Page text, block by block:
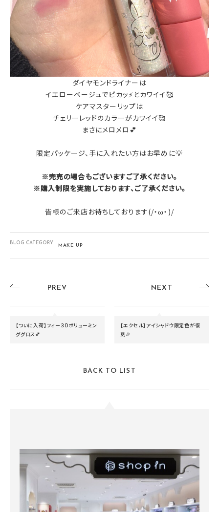
ダイヤモンドライナーは
イエローベージュでピカッ⚡とカワイイ🥰
ケアマスターリップは
チェリーレッドのカラーがカワイイ🥰
まさにメロメロ💕
限定パッケージ、手に入れたい方はお早めに💡
※完売の場合もございますご了承ください。
※購入制限を実施しております、ご了承ください。
皆様のご来店お待ちしております(/・ω・)/
BLOG CATEGORY
:
MAKE UP
PREV
【ついに入荷】フィー３Dボリューミン
ググロス💕
NEXT
【エクセル】アイシャドウ限定色が復
刻🎉
BACK TO LIST